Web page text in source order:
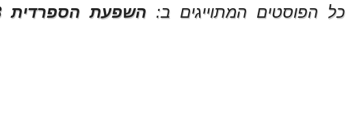
כל הפוסטים המתוייגים ב:השפעת הספרדית 1918